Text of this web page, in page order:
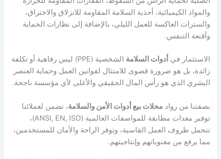
والمواد الكيميائية، أحذية السلامة المقاومة للانزلاق والاختراق،
والسترات العاكسة للعمل الليلي، بالإضافة إلى نظارات الحماية
وأقنعة التنفس.
الاستثمار في أدوات السلامة
الشخصية (PPE) ليس رفاهية أو تكلفة
زائدة، بل هو ضرورة قصوى للامتثال لقوانين العمل وحماية العنصر
البشري الذي هو رأس المال الحقيقي والأغلى لأي مؤسسة ناجحة.
بصفتنا من روادمحلات بيع أدوات الأمن والسلامة، نضمن لعملائنا
توفير معدات مطابقة للمواصفات العالمية (ANSI, EN, ISO)،
تتحمل ظروف العمل القاسية، وتوفر الراحة والأمان للمستخدمين،
مما يرفع من معنوياتهم وإنتاجيتهم.